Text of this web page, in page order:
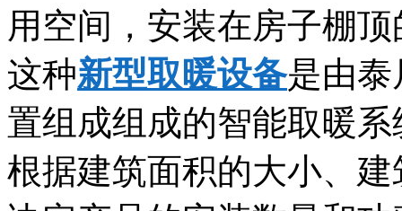
用空间，安装在房子棚
这种新型取暖设备是由泰
置组成组成的智能取暖
根据建筑面积的大小、